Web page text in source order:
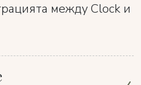
между Clock и